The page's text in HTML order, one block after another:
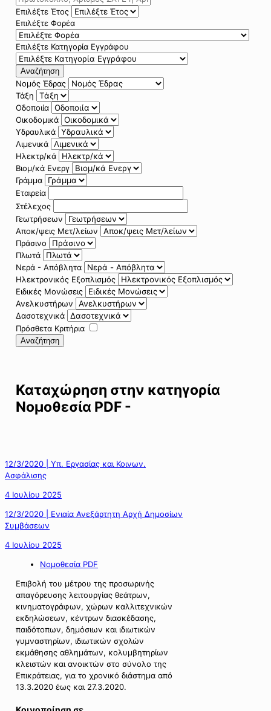
Επιλέξτε Έτος
Επιλέξτε Φορέα
Επιλέξτε Κατηγορία Εγγράφου
Αναζήτηση
Νομός Έδρας
Τάξη
Οδοποιία
Οικοδομικά
Υδραυλικά
Λιμενικά
Ηλεκτρ/κά
Βιομ/κά Ενεργ
Γράμμα
Εταιρεία
Στέλεχος
Γεωτρήσεων
Αποκ/ψεις Μετ/λείων
Πράσινο
Πλωτά
Νερά - Απόβλητα
Ηλεκτρονικός Εξοπλισμός
Ειδικές Μονώσεις
Ανελκυστήρων
Δασοτεχνικά
Πρόσθετα Κριτήρια
Αναζήτηση
Καταχώρηση στην κατηγορία
Νομοθεσία PDF -
12/3/2020 | Υπ. Εργασίας και Κοινων.
Ασφάλισης
4 Ιουλίου 2025
12/3/2020 | Ενιαία Ανεξάρτητη Αρχή Δημοσίων
Συμβάσεων
4 Ιουλίου 2025
Νομοθεσία PDF
Επιβολή του μέτρου της προσωρινής
απαγόρευσης λειτουργίας θεάτρων,
κινηματογράφων, χώρων καλλιτεχνικών
εκδηλώσεων, κέντρων διασκέδασης,
παιδότοπων, δημόσιων και ιδιωτικών
γυμναστηρίων, ιδιωτικών σχολών
εκμάθησης αθλημάτων, κολυμβητηρίων
κλειστών και ανοικτών στο σύνολο της
Επικράτειας, για το χρονικό διάστημα από
13.3.2020 έως και 27.3.2020.